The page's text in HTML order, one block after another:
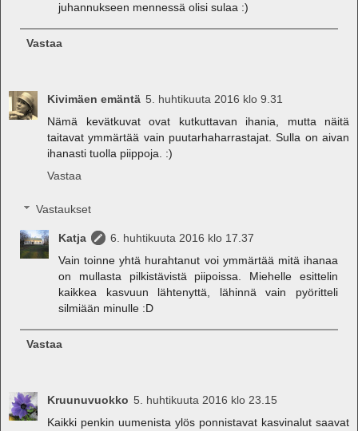
juhannukseen mennessä olisi sulaa :)
Vastaa
Kivimäen emäntä 5. huhtikuuta 2016 klo 9.31
Nämä kevätkuvat ovat kutkuttavan ihania, mutta näitä
taitavat ymmärtää vain puutarhaharrastajat. Sulla on aivan
ihanasti tuolla piippoja. :)
Vastaa
Vastaukset
Katja
6. huhtikuuta 2016 klo 17.37
Vain toinne yhtä hurahtanut voi ymmärtää mitä ihanaa
on mullasta pilkistävistä piipoissa. Miehelle esittelin
kaikkea kasvuun lähtenyttä, lähinnä vain pyöritteli
silmiään minulle :D
Vastaa
Kruunuvuokko 5. huhtikuuta 2016 klo 23.15
Kaikki penkin uumenista ylös ponnistavat kasvinalut saavat